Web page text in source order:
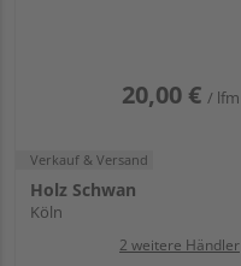
20,00 € / lfm
Verkauf & Versand
Holz Schwan
Köln
2 weitere Händler